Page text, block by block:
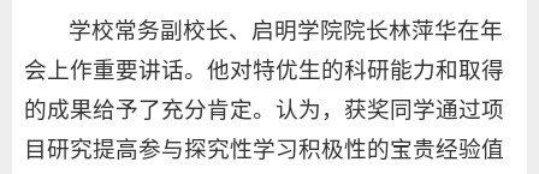
学校常务副校长、启明学院院长林萍华在年
会上作重要讲话。他对特优生的科研能力和取得
的成果给予了充分肯定。认为，获奖同学通过项
目研究提高参与探究性学习积极性的宝贵经验值